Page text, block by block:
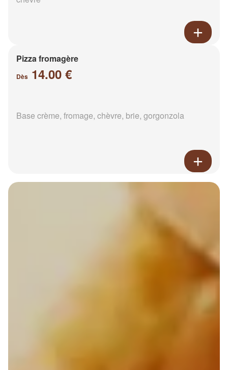
Pizza fromagère
Dès 14.00 €
Base crème, fromage, chèvre, brie, gorgonzola